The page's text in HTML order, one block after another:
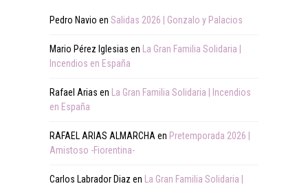
Pedro Navio en Salidas 2026 | Gonzalo y Palacios
Mario Pérez Iglesias en La Gran Familia Solidaria |
Incendios en España
Rafael Arias en La Gran Familia Solidaria | Incendios
en España
RAFAEL ARIAS ALMARCHAen Pretemporada 2026 |
Amistoso -Fiorentina-
Carlos Labrador Diaz en La Gran Familia Solidaria |